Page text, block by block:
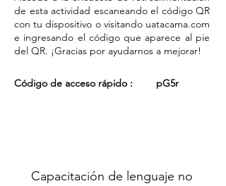
de esta actividad escaneando el código QR
con tu dispositivo o visitando uatacama.com
e ingresando el código que aparece al pie
del QR. ¡Gracias por ayudarnos a mejorar!
Código de acceso rápido : pG5r
Capacitación de lenguaje no